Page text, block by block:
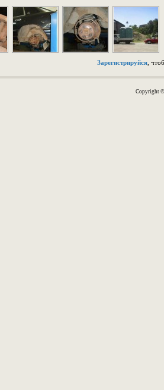
Зарегистрируйся,
Copyright